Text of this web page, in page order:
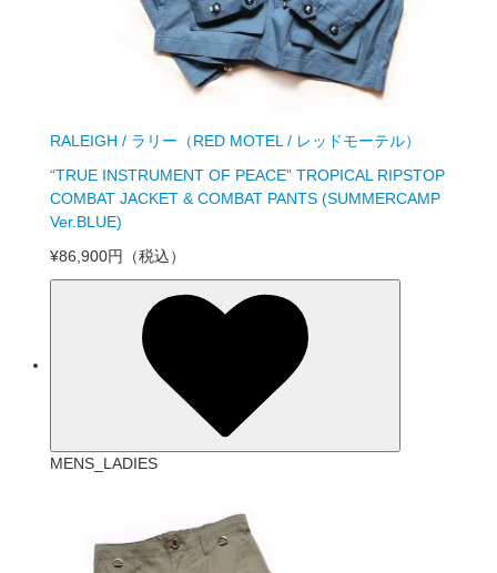
RALEIGH / ラリー（RED MOTEL / レッドモーテル）
“TRUE INSTRUMENT OF PEACE” TROPICAL RIPSTOP
COMBAT JACKET & COMBAT PANTS (SUMMERCAMP
Ver.BLUE)
¥86,900円
（税込）
MENS_LADIES